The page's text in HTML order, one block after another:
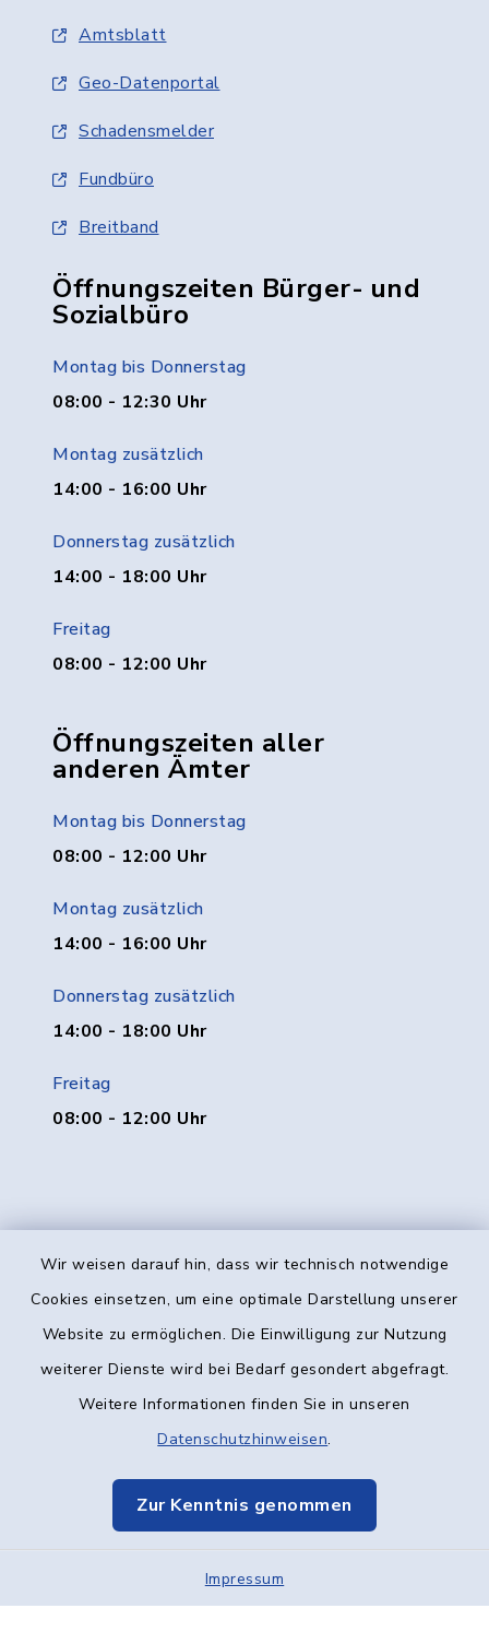
Wir weisen darauf hin, dass wir technisch notwendige
Cookies einsetzen, um eine optimale Darstellung unserer
Website zu ermöglichen. Die Einwilligung zur Nutzung
weiterer Dienste wird bei Bedarf gesondert abgefragt.
Weitere Informationen finden Sie in unseren
Datenschutzhinweisen.
Zur Kenntnis genommen
Impressum
Amtsblatt
Geo-Datenportal
Schadensmelder
Fundbüro
Breitband
Öffnungszeiten Bürger- und
Sozialbüro
Montag bis Donnerstag
08:00 - 12:30 Uhr
Montag zusätzlich
14:00 - 16:00 Uhr
Donnerstag zusätzlich
14:00 - 18:00 Uhr
Freitag
08:00 - 12:00 Uhr
Öffnungszeiten aller
anderen Ämter
Montag bis Donnerstag
08:00 - 12:00 Uhr
Montag zusätzlich
14:00 - 16:00 Uhr
Donnerstag zusätzlich
14:00 - 18:00 Uhr
Freitag
08:00 - 12:00 Uhr
Kontakt
Datenschutz
Elektronische Kommunikation
Sitemap